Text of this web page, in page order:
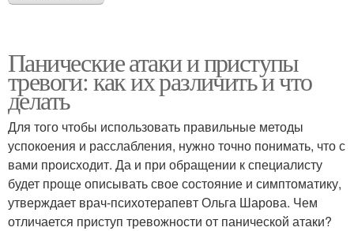
Панические атаки и приступы
тревоги: как их различить и что
делать
Для того чтобы использовать правильные методы
успокоения и расслабления, нужно точно понимать, что с
вами происходит. Да и при обращении к специалисту
будет проще описывать свое состояние и симптоматику,
утверждает врач-психотерапевт Ольга Шарова. Чем
отличается приступ тревожности от панической атаки?